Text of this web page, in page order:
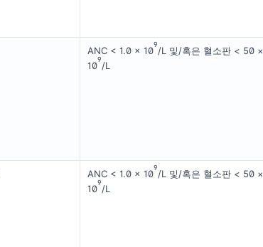
ANC < 1.0 × 10
9
/L 및/혹은 혈소판 < 50 ×
10
9
/L
ANC < 1.0 × 10
9
/L 및/혹은 혈소판 < 50 ×
10
9
/L